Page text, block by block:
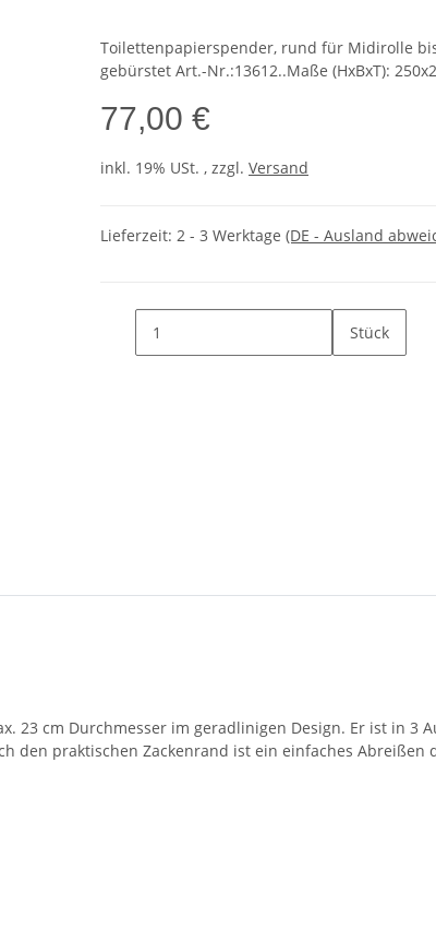
Toilettenpapierspender, rund für Midirolle
gebürstet Art.-Nr.:13612..Maße (HxBxT):
77,00 €
inkl. 19% USt. , zzgl. Versand
Lieferzeit: 2 - 3 Werktage (DE - Ausland
Stück
cm Durchmesser im geradlinigen Design. Er ist in 3
den praktischen Zackenrand ist ein einfaches Abreißen